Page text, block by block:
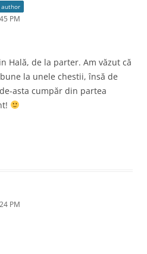
author
PM
Hală, de la parter. Am văzut că
la unele chestii, însă de
asta cumpăr din partea
PM